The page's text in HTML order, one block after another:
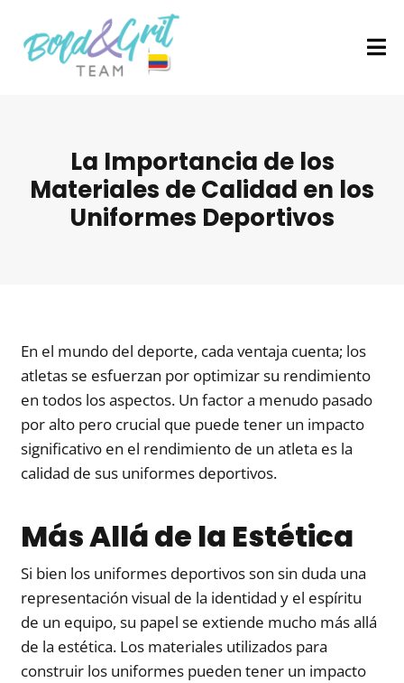
La Importancia de los
Materiales de Calidad en los
Uniformes Deportivos
En el mundo del deporte, cada ventaja cuenta; los
atletas se esfuerzan por optimizar su rendimiento
en todos los aspectos. Un factor a menudo pasado
por alto pero crucial que puede tener un impacto
significativo en el rendimiento de un atleta es la
calidad de sus uniformes deportivos.
Más Allá de la Estética
Si bien los uniformes deportivos son sin duda una
representación visual de la identidad y el espíritu
de un equipo, su papel se extiende mucho más allá
de la estética. Los materiales utilizados para
construir los uniformes pueden tener un impacto